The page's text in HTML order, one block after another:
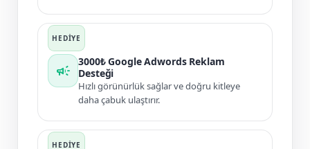
campaign
3000₺ Google Adwords Reklam
Desteği
Hızlı görünürlük sağlar ve doğru kitleye
daha çabuk ulaştırır.